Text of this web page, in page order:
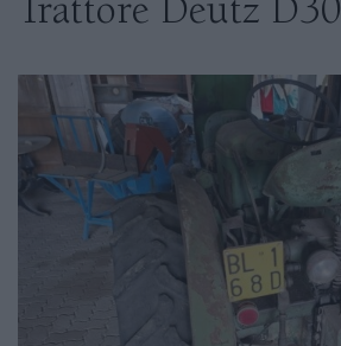
Trattore Deutz D30